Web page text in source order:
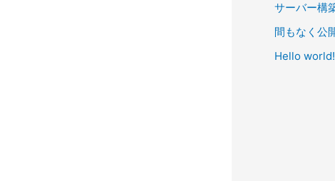
サーバー構
間もなく公
Hello world!